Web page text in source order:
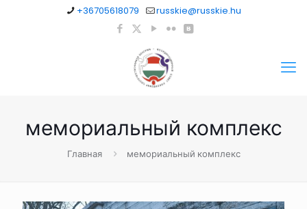
+36705618079 russkie@russkie.hu
мемориальный комплекс
Главная мемориальный комплекс